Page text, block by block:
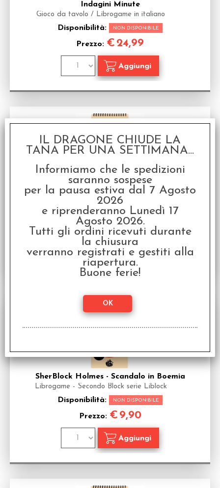
Indagini Minute
Gioco da tavolo / Librogame in italiano
Disponibilità: NON DISPONIBILE
Prezzo: € 24,99
SherBlock Holmes - Spettro di Londra
Librogame - Terzo Block serie Liblock
Disponibilità: NON DISPONIBILE
Prezzo:€9,90
SherBlock Holmes - Scandalo in Boemia
Librogame - Secondo Block serie Liblock
Disponibilità: NON DISPONIBILE
Prezzo: € 9,90
IL DRAGONE CHIUDE LA
TANA PER UNA SETTIMANA...
Informiamo che le spedizioni
saranno sospese
per la pausa estiva dal 7 Agosto
2026
e riprenderanno Lunedì 17
Agosto 2026.
Tutti gli ordini ricevuti durante
la chiusura
verranno registrati e gestiti alla
riapertura.
Buone ferie!